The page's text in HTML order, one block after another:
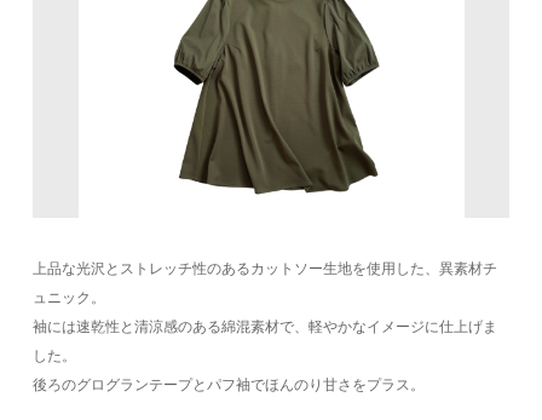
上品な光沢とストレッチ性のあるカットソー生地を使用した、異素材チ
ュニック。
袖には速乾性と清涼感のある綿混素材で、軽やかなイメージに仕上げま
した。
後ろのグログランテープとパフ袖でほんのり甘さをプラス。